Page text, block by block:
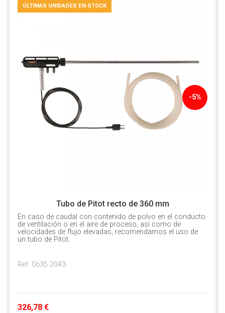
-5%
ÚLTIMAS UNIDADES EN STOCK
Tubo de Pitot recto de 360 mm
En caso de caudal con contenido de polvo en el conducto
de ventilación o en el aire de proceso, así como de
velocidades de flujo elevadas, recomendamos el uso de
un tubo de Pitot.
Ref. 0635 2043
326,78 €